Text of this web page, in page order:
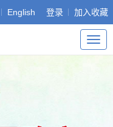
English 登录 加入收藏
导
航